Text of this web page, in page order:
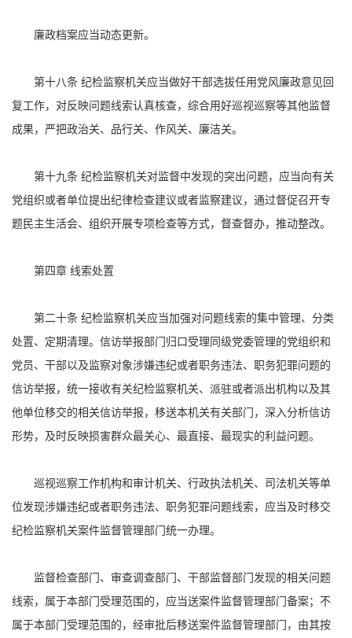
廉政档案应当动态更新。
第十八条 纪检监察机关应当做好干部选拔任用党风廉政意见回
复工作，对反映问题线索认真核查，综合用好巡视巡察等其他监督
成果，严把政治关、品行关、作风关、廉洁关。
第十九条 纪检监察机关对监督中发现的突出问题，应当向有关
党组织或者单位提出纪律检查建议或者监察建议，通过督促召开专
题民主生活会、组织开展专项检查等方式，督查督办，推动整改。
第四章 线索处置
第二十条 纪检监察机关应当加强对问题线索的集中管理、分类
处置、定期清理。信访举报部门归口受理同级党委管理的党组织和
党员、干部以及监察对象涉嫌违纪或者职务违法、职务犯罪问题的
信访举报，统一接收有关纪检监察机关、派驻或者派出机构以及其
他单位移交的相关信访举报，移送本机关有关部门，深入分析信访
形势，及时反映损害群众最关心、最直接、最现实的利益问题。
巡视巡察工作机构和审计机关、行政执法机关、司法机关等单
位发现涉嫌违纪或者职务违法、职务犯罪问题线索，应当及时移交
纪检监察机关案件监督管理部门统一办理。
监督检查部门、审查调查部门、干部监督部门发现的相关问题
线索，属于本部门受理范围的，应当送案件监督管理部门备案；不
属于本部门受理范围的，经审批后移送案件监督管理部门，由其按